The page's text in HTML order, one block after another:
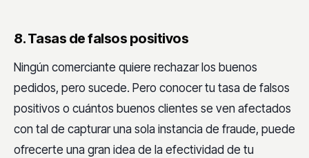
8. Tasas de falsos positivos
Ningún comerciante quiere rechazar los buenos
pedidos, pero sucede. Pero conocer tu tasa de falsos
positivos o cuántos buenos clientes se ven afectados
con tal de capturar una sola instancia de fraude, puede
ofrecerte una gran idea de la efectividad de tu